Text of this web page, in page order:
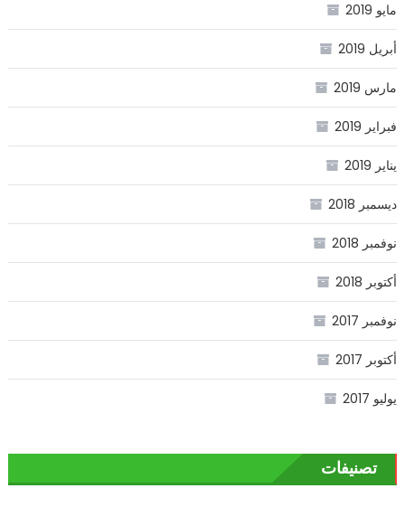
مايو 2019
أبريل 2019
مارس 2019
فبراير 2019
يناير 2019
ديسمبر 2018
نوفمبر 2018
أكتوبر 2018
نوفمبر 2017
أكتوبر 2017
يوليو 2017
تصنيفات